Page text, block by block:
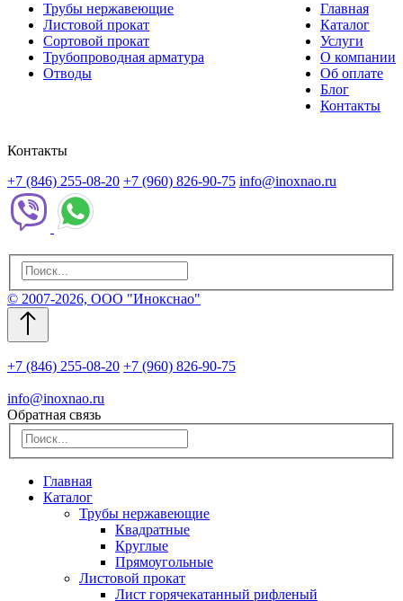
Трубы нержавеющие
Листовой прокат
Сортовой прокат
Трубопроводная арматура
Отводы
Главная
Каталог
Услуги
О компании
Об оплате
Блог
Контакты
Контакты
+7 (846) 255-08-20 +7 (960) 826-90-75 info@inoxnao.ru
© 2007-2026, ООО "Инокснао"
+7 (846) 255-08-20 +7 (960) 826-90-75
info@inoxnao.ru
Обратная связь
Главная
Каталог
Трубы нержавеющие
Квадратные
Круглые
Прямоугольные
Листовой прокат
Лист горячекатанный рифленый